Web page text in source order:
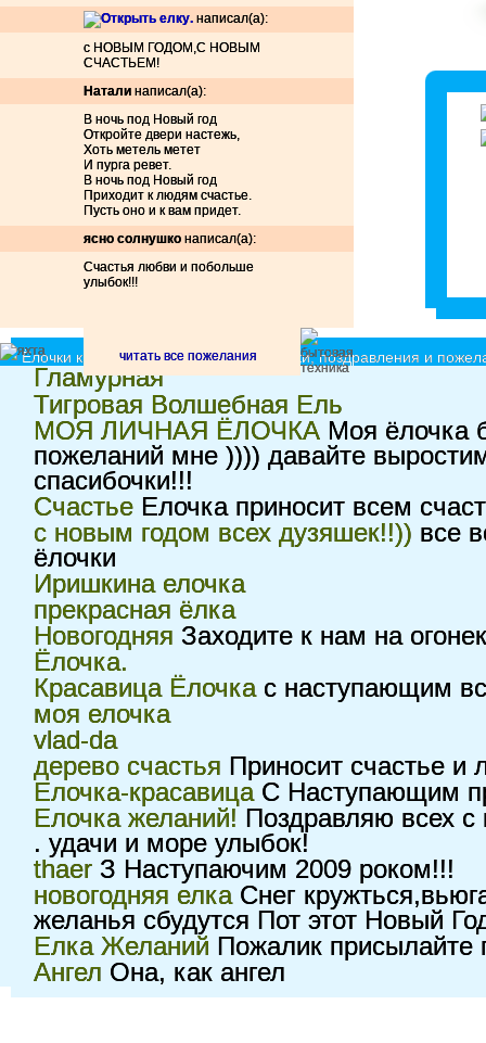
. написал(а):
с НОВЫМ ГОДОМ,С НОВЫМ
СЧАСТЬЕМ!
Натали написал(а):
В ночь под Новый год
Откройте двери настежь,
Хоть метель метет
И пурга ревет.
В ночь под Новый год
Приходит к людям счастье.
Пусть оно и к вам придет.
ясно солнушко написал(а):
Счастья любви и побольше
улыбок!!!
читать все пожелания
Ёлочки красавицы - принимают подарки, поздравления и
Гламурная
Тигровая Волшебная Ель
МОЯ ЛИЧНАЯ ЁЛОЧКА Моя ёлочка
пожеланий мне )))) давайте
спасибочки!!!
Счастье Елочка приносит всем
с новым годом всех дузяшек!!)) все
ёлочки
Иришкина елочка
прекрасная ёлка
Новогодняя Заходите к нам на
Ёлочка.
Красавица Ёлочкас наступающим
моя елочка
vlad-da
дерево счастья Приносит счастье и
Елочка-красавицаС Наступающим
Елочка желаний! Поздравляю всех
. удачи и море улыбок!
thaer З Наступаючим 2009 роком!!!
новогодняя елкаСнег
желанья сбудутся Пот этот Новый
Елка Желаний Пожалик присылайте
Ангел Она, как ангел